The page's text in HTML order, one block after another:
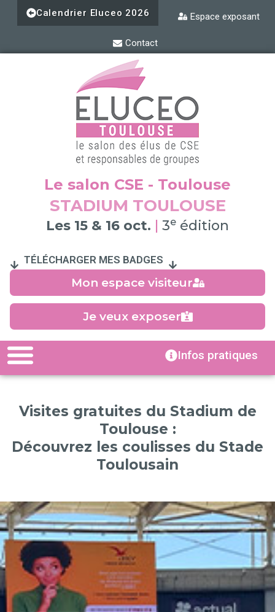
Calendrier Eluceo 2026 Espace exposant
Contact
Le salon CSE - Toulouse
STADIUM TOULOUSE
Les 15 & 16 oct. | 3e édition
TÉLÉCHARGER MES BADGES
Mon espace visiteur
Je veux exposer
Infos pratiques
Visites gratuites du Stadium de
Toulouse :
Découvrez les coulisses du Stade
Toulousain